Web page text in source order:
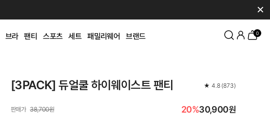
✕
브라 팬티 스포츠 세트 패밀리웨어 브랜드 0
[3PACK] 듀얼쿨 하이웨이스트 팬티 ★ 4.8 (873)
38,700원 20%30,900원